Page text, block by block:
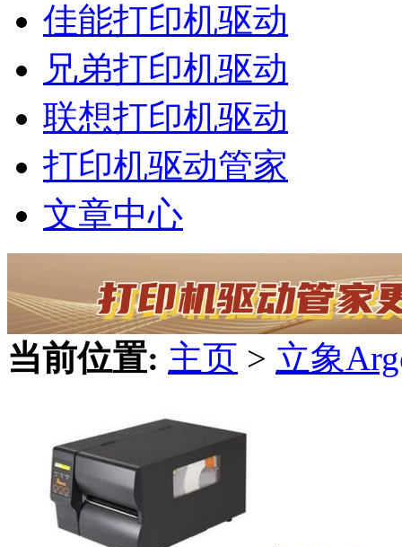
佳能打印机驱动
兄弟打印机驱动
联想打印机驱动
打印机驱动管家
文章中心
当前位置: 主页 > 立象